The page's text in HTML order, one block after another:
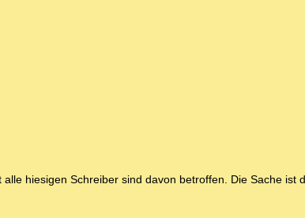
hiesigen Schreiber sind davon betroffen. Die Sache ist